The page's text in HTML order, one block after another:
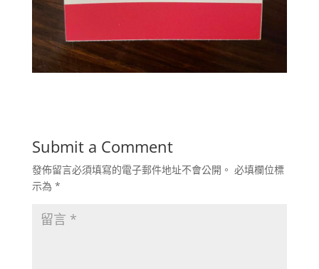
Submit a Comment
發佈留言必須填寫的電子郵件地址不會公開。 必填欄位標
示為 *